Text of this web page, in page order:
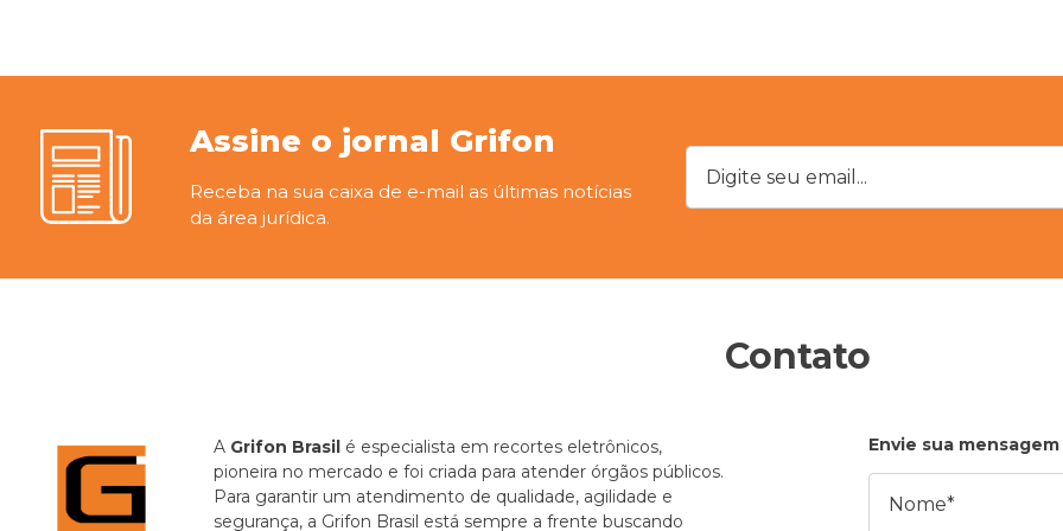
Assine o jornal Grifon
Receba na sua caixa de e-mail as últimas notícias
da área jurídica.
Digite seu email...
Contato
A Grifon Brasil é especialista em recortes eletrônicos,
pioneira no mercado e foi criada para atender órgãos públicos.
Para garantir um atendimento de qualidade, agilidade e
segurança, a Grifon Brasil está sempre a frente buscando
Envie sua mensagem